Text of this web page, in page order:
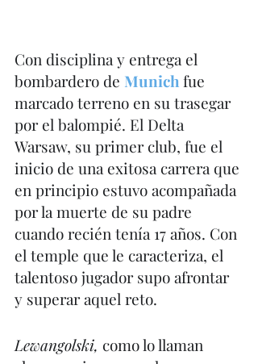
Con disciplina y entrega el
bombardero de Munich fue
marcado terreno en su trasegar
por el balompié. El Delta
Warsaw, su primer club, fue el
inicio de una exitosa carrera que
en principio estuvo acompañada
por la muerte de su padre
cuando recién tenía 17 años. Con
el temple que le caracteriza, el
talentoso jugador supo afrontar
y superar aquel reto.
Lewangolski, como lo llaman